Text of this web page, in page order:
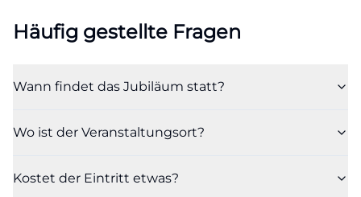
Häufig gestellte Fragen
Wann findet das Jubiläum statt?
Wo ist der Veranstaltungsort?
Kostet der Eintritt etwas?